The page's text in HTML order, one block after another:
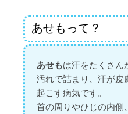
あせもって？
あせもは汗をたくさん
汚れで詰まり、汗が皮
起こす病気です。
首の周りやひじの内側